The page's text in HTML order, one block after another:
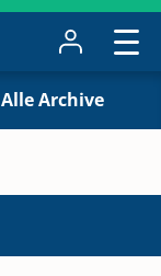
Alle Archive